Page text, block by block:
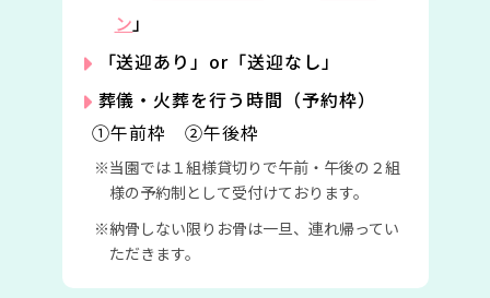
ン」
「送迎あり」or「送迎なし」
葬儀・火葬を行う時間（予約枠）
①午前枠 ②午後枠
当園では１組様貸切りで午前・午後の２組
様の予約制として受付けております。
納骨しない限りお骨は一旦、連れ帰ってい
ただきます。